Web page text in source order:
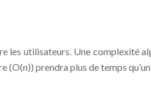
les utilisateurs. Une complexité
prendra plus de temps